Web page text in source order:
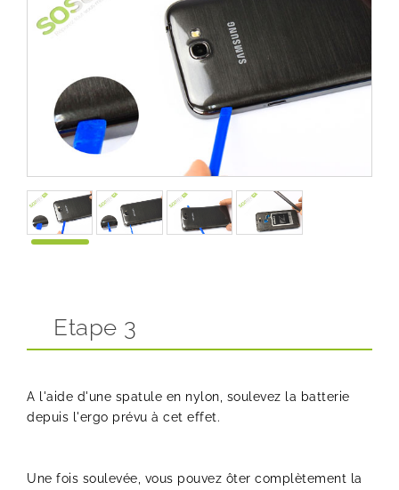
Etape 3
A l'aide d'une spatule en nylon, soulevez la batterie
depuis l'ergo prévu à cet effet.
Une fois soulevée, vous pouvez ôter complètement la